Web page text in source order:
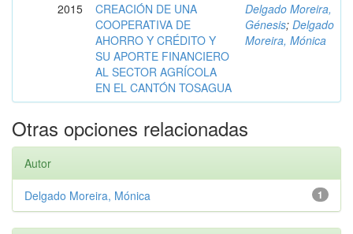
2015
CREACIÓN DE UNA
COOPERATIVA DE
AHORRO Y CRÉDITO Y
SU APORTE FINANCIERO
AL SECTOR AGRÍCOLA
EN EL CANTÓN TOSAGUA
Delgado Moreira,
Génesis; Delgado
Moreira, Mónica
Otras opciones relacionadas
Autor
1
Delgado Moreira, Mónica